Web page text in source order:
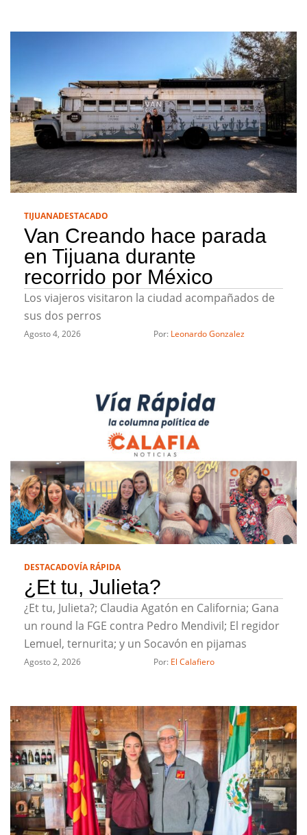
TIJUANADESTACADO
Van Creando hace parada
en Tijuana durante
recorrido por México
Los viajeros visitaron la ciudad acompañados de
sus dos perros
Agosto 4, 2026 Por: Leonardo Gonzalez
DESTACADOVÍA RÁPIDA
¿Et tu, Julieta?
¿Et tu, Julieta?; Claudia Agatón en California; Gana
un round la FGE contra Pedro Mendivil; El regidor
Lemuel, ternurita; y un Socavón en pijamas
Agosto 2, 2026 Por: El Calafiero